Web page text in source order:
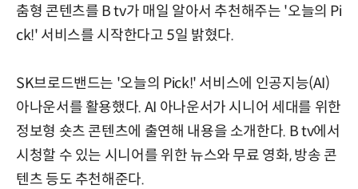
춤형 콘텐츠를 B tv가 매일 알아서 추천해주는 '오늘의 Pi
ck!' 서비스를 시작한다고 5일 밝혔다.
SK브로드밴드는 '오늘의 Pick!' 서비스에 인공지능(AI)
아나운서를 활용했다. AI 아나운서가 시니어 세대를 위한
정보형 숏츠 콘텐츠에 출연해 내용을 소개한다. B tv에서
시청할 수 있는 시니어를 위한 뉴스와 무료 영화, 방송 콘
텐츠 등도 추천해준다.